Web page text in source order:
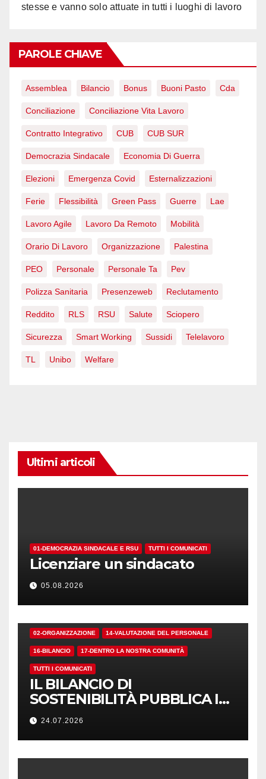
stesse e vanno solo attuate in tutti i luoghi di lavoro
PAROLE CHIAVE
Assemblea Bilancio Bonus Buoni Pasto Cda
Conciliazione Conciliazione Vita Lavoro
Contratto Integrativo CUB CUB SUR
Democrazia Sindacale Economia Di Guerra
Elezioni Emergenza Covid Esternalizzazioni
Ferie Flessibilità Green Pass Guerre Lae
Lavoro Agile Lavoro Da Remoto Mobilità
Orario Di Lavoro Organizzazione Palestina
PEO Personale Personale Ta Pev
Polizza Sanitaria Presenzeweb Reclutamento
Reddito RLS RSU Salute Sciopero
Sicurezza Smart Working Sussidi Telelavoro
TL Unibo Welfare
Ultimi articoli
01-DEMOCRAZIA SINDACALE E RSU TUTTI I COMUNICATI
Licenziare un sindacato
05.08.2026
02-ORGANIZZAZIONE 14-VALUTAZIONE DEL PERSONALE
16-BILANCIO 17-DENTRO LA NOSTRA COMUNITÀ
TUTTI I COMUNICATI
IL BILANCIO DI
SOSTENIBILITÀ PUBBLICA I
NUMERI. MA I CRITERI?
24.07.2026